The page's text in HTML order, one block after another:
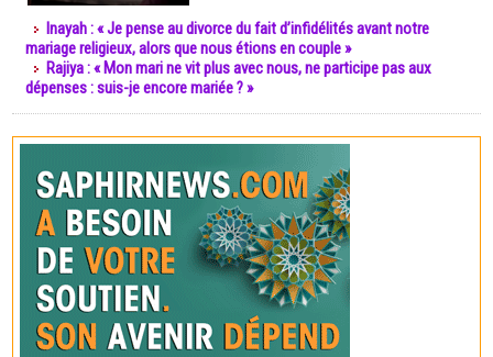
Inayah : « Je pense au divorce du fait d’infidélités avant notre
mariage religieux, alors que nous étions en couple »
Rajiya : « Mon mari ne vit plus avec nous, ne participe pas aux
dépenses : suis-je encore mariée ? »